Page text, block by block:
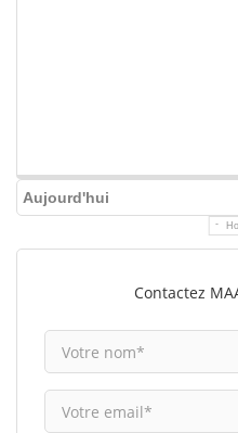
Aujourd'hui
Contactez